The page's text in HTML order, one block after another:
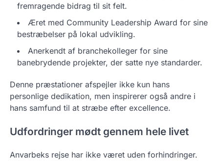
fremragende bidrag til sit felt.
Æret med Community Leadership Award for sine
bestræbelser på lokal udvikling.
Anerkendt af branchekolleger for sine
banebrydende projekter, der satte nye standarder.
Denne præstationer afspejler ikke kun hans
personlige dedikation, men inspirerer også andre i
hans samfund til at stræbe efter excellence.
Udfordringer mødt gennem hele livet
Anvarbeks rejse har ikke været uden forhindringer.